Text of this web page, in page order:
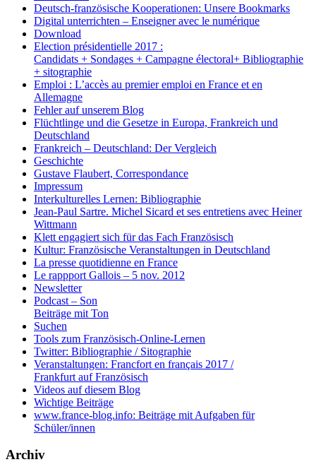
Deutsch-französische Kooperationen: Unsere Bookmarks
Digital unterrichten – Enseigner avec le numérique
Download
Election présidentielle 2017 :
Candidats + Sondages + Campagne électoral+ Bibliographie
+ sitographie
Emploi : L’accès au premier emploi en France et en
Allemagne
Fehler auf unserem Blog
Flüchtlinge und die Gesetze in Europa, Frankreich und
Deutschland
Frankreich – Deutschland: Der Vergleich
Geschichte
Gustave Flaubert, Correspondance
Impressum
Interkulturelles Lernen: Bibliographie
Jean-Paul Sartre. Michel Sicard et ses entretiens avec Heiner
Wittmann
Klett engagiert sich für das Fach Französisch
Kultur: Französische Veranstaltungen in Deutschland
La presse quotidienne en France
Le rappport Gallois – 5 nov. 2012
Newsletter
Podcast – Son
Beiträge mit Ton
Suchen
Tools zum Französisch-Online-Lernen
Twitter: Bibliographie / Sitographie
Veranstaltungen: Francfort en français 2017 /
Frankfurt auf Französisch
Videos auf diesem Blog
Wichtige Beiträge
www.france-blog.info: Beiträge mit Aufgaben für
Schüler/innen
Archiv